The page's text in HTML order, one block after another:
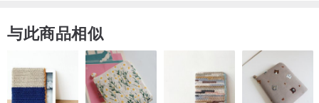
待体温让皮革软化合脚型后再穿出去吓趴哦
!皮革遇水请记得自然阴干 如吹风扇或是放置阴凉通风处 避免日晒或
高温热风吹拂
!提醒鞋类制品请定期穿着使用 如长时间静置可能加速黏着胶剂氧化导
与此商品相似